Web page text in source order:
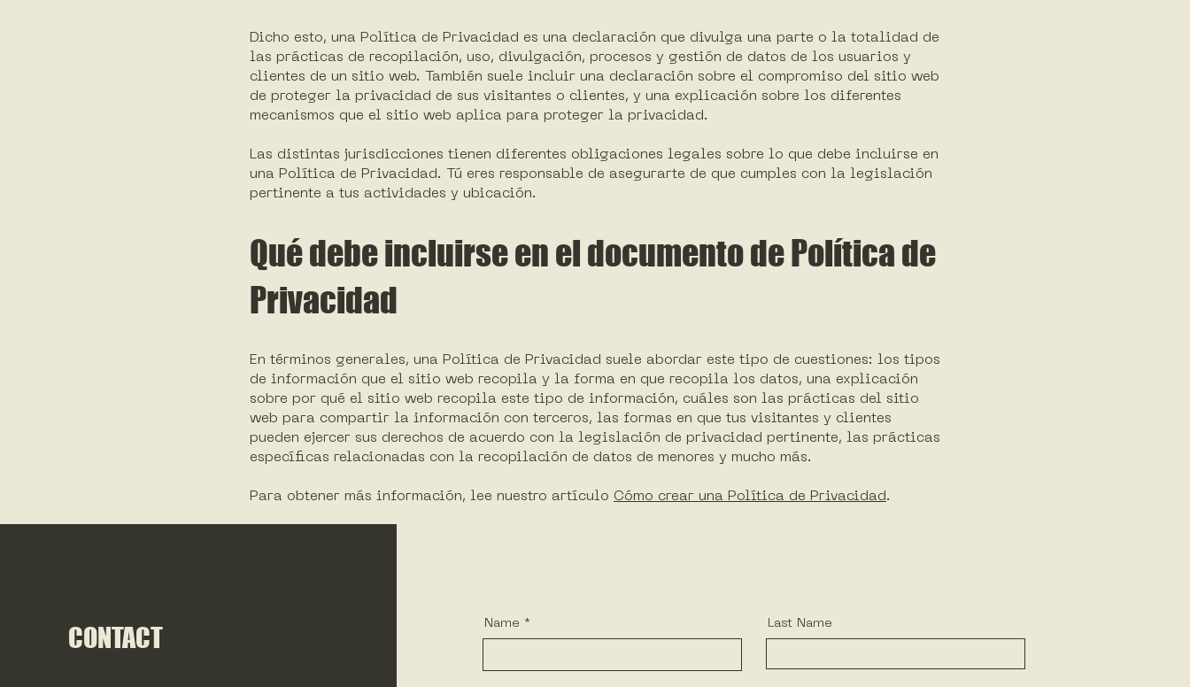
Dicho esto, una Política de Privacidad es una declaración que divulga una parte o la totalidad de
las prácticas de recopilación, uso, divulgación, procesos y gestión de datos de los usuarios y
clientes de un sitio web. También suele incluir una declaración sobre el compromiso del sitio web
de proteger la privacidad de sus visitantes o clientes, y una explicación sobre los diferentes
mecanismos que el sitio web aplica para proteger la privacidad.
Las distintas jurisdicciones tienen diferentes obligaciones legales sobre lo que debe incluirse en
una Política de Privacidad. Tú eres responsable de asegurarte de que cumples con la legislación
pertinente a tus actividades y ubicación.
Qué debe incluirse en el documento de Política de
Privacidad
En términos generales, una Política de Privacidad suele abordar este tipo de cuestiones: los tipos
de información que el sitio web recopila y la forma en que recopila los datos, una explicación
sobre por qué el sitio web recopila este tipo de información, cuáles son las prácticas del sitio
web para compartir la información con terceros, las formas en que tus visitantes y clientes
pueden ejercer sus derechos de acuerdo con la legislación de privacidad pertinente, las prácticas
específicas relacionadas con la recopilación de datos de menores y mucho más.
Para obtener más información, lee nuestro artículo Cómo crear una Política de Privacidad.
CONTACT Name Last Name